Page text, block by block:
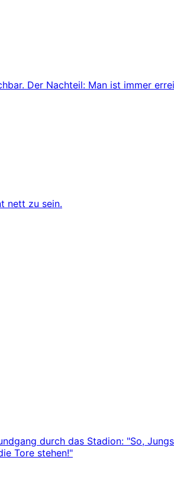
Der Nachteil: Man ist immer
nett zu sein.
durch das Stadion: "So,
Tore stehen!"